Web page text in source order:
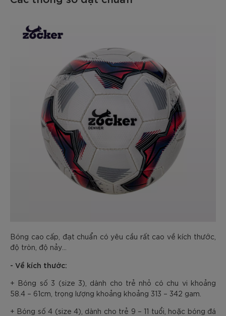
Bóng cao cấp, đạt chuẩn có yêu cầu rất cao về kích thước,
độ tròn, độ nảy…
- Về kích thước:
+ Bóng số 3 (size 3), dành cho trẻ nhỏ có chu vi khoảng
58.4 – 61cm, trọng lượng khoảng khoảng 313 – 342 gam.
+ Bóng số 4 (size 4), dành cho trẻ 9 – 11 tuổi, hoặc bóng đá